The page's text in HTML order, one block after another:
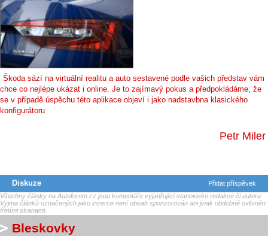
Škoda sází na virtuální realitu a auto sestavené podle vašich představ vám
chce co nejlépe ukázat i online. Je to zajímavý pokus a předpokládáme, že
se v případě úspěchu této aplikace objeví i jako nadstavbna klasického
konfigurátoru
Petr Miler
Diskuze
Přidat příspěvek
Všechny články na Autoforum.cz jsou komentáře vyjadřující stanovisko redakce či autora.
Vyjma článků označených jako inzerce není obsah sponzorován ani jinak obdobně ovlivněn
třetími stranami.
Bleskovky